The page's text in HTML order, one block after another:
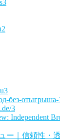
3
2
3
без-отыгрыша-
3
Independent
ー｜信頼性・